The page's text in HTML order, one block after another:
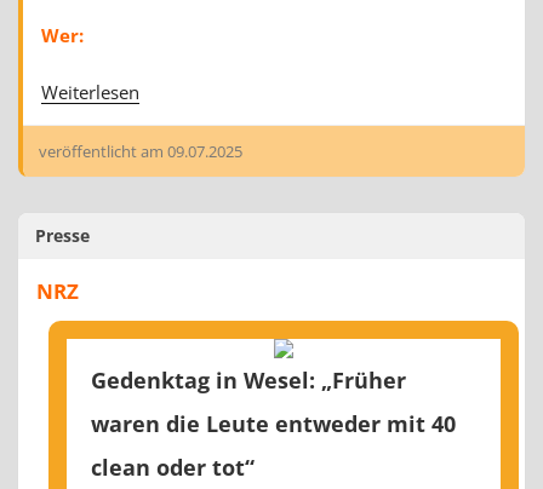
Wer:
Weiterlesen
veröffentlicht am 09.07.2025
Presse
NRZ
Gedenktag in Wesel: „Früher
waren die Leute entweder mit 40
clean oder tot“